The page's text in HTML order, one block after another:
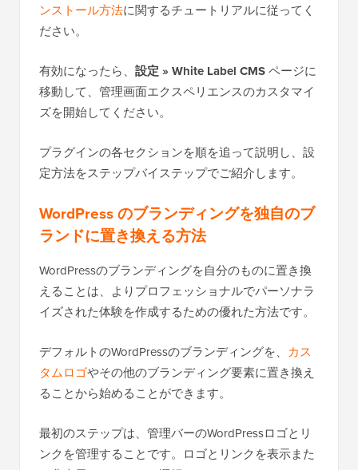
ンストール方法に関するチュートリアルに従ってく
ださい。
有効になったら、 設定 » White Label CMSページに
移動して、管理画面エクスペリエンスのカスタマイ
ズを開始してください。
プラグインの各セクションを順を追って説明し、設
定方法をステップバイステップでご紹介します。
WordPress のブランディングを独自のブ
ランドに置き換える方法
WordPressのブランディングを自分のものに置き換
えることは、よりプロフェッショナルでパーソナラ
イズされた体験を作成するための優れた方法です。
デフォルトのWordPressのブランディングを、 カス
タムロゴやその他のブランディング要素に置き換え
ることから始めることができます。
最初のステップは、管理バーのWordPressロゴとリ
ンクを管理することです。ロゴとリンクを表示また